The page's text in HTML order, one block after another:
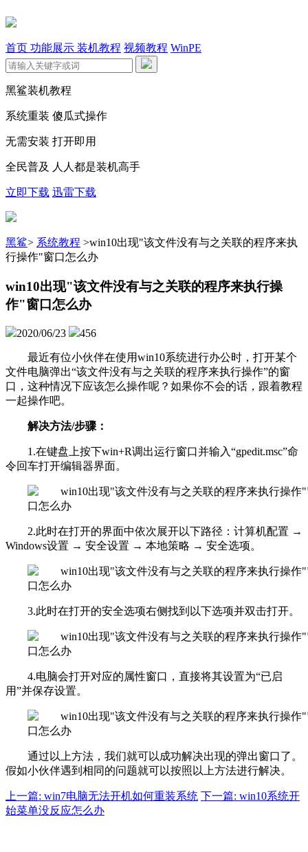
首页 功能展示 装机教程 视频教程 WinPE
黑鲨装机教程
系统重装 傻瓜式操作
无需安装 打开即用
全民普及 人人都是装机高手
立即下载 迅雷下载
黑鲨> 系统教程 >win10出现"该文件没有与之关联的程序来执
行操作"窗口怎么办
win10出现"该文件没有与之关联的程序来执行操
作"窗口怎么办
2020/06/23 456
最近有位小伙伴在使用win10系统进行办公时，打开某个
文件电脑弹出“该文件没有与之关联的程序来执行操作”的窗
口，这种情况下应该怎么操作呢？如果你不会的话，跟着教程
一起操作吧。
解决方法/步骤：
1.在键盘上按下win+R调出运行窗口并输入“gpedit.msc”命
令回车打开编辑器界面。
2.此时在打开的界面中依次展开以下路径：计算机配置 →
Windows设置 → 安全设置 → 本地策略 → 安全选项。
3.此时在打开的安全选项右侧找到以下选项并双击打开。
4.电脑会打开对应的属性窗口，直接将其设置为“已启
用”并保存设置。
通过以上方法，我们就可以成功解决出现的弹出窗口了。
假如小伙伴遇到相同的问题就可以按照以上方法进行解决。
上一篇: win7电脑无法开机如何重装系统 下一篇: win10系统开
始菜单没反应怎么办